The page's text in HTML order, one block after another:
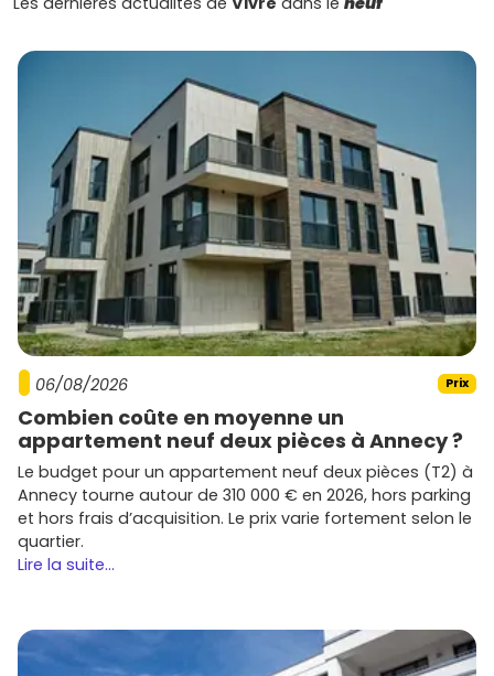
06/08/2026 Prix
Combien coûte en moyenne un
appartement neuf deux pièces à Annecy ?
Le budget pour un appartement neuf deux pièces (T2) à
Annecy tourne autour de 310 000 € en 2026, hors parking
et hors frais d’acquisition. Le prix varie fortement selon le
quartier.
Lire la suite...